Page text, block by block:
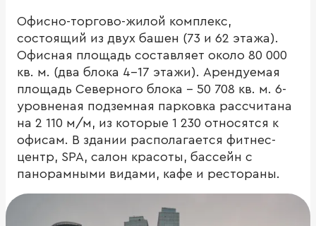
Офисно-торгово-жилой комплекс,
состоящий из двух башен (73 и 62 этажа).
Офисная площадь составляет около 80 000
кв. м. (два блока 4-17 этажи). Арендуемая
площадь Северного блока - 50 708 кв. м. 6-
уровненая подземная парковка рассчитана
на 2 110 м/м, из которые 1 230 относятся к
офисам. В здании располагается фитнес-
центр, SPA, салон красоты, бассейн с
панорамными видами, кафе и рестораны.